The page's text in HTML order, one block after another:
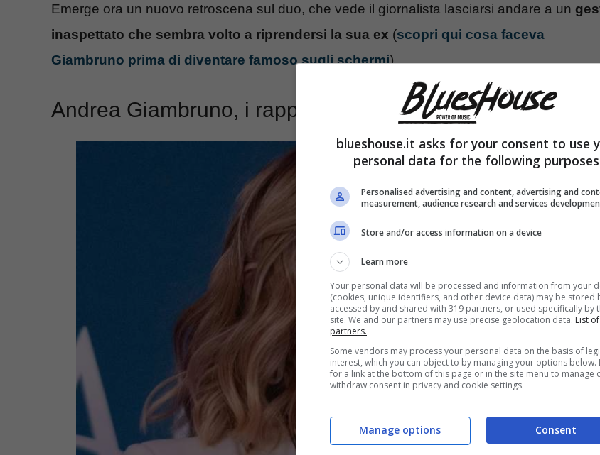
Emerge ora un nuovo retroscena sul duo, che vede il giornalista lasciarsi andare a un
inaspettato che sembra volto a riprendersi la sua ex (scopri qui cosa faceva
Giambruno prima di diventare famoso sugli schermi).
Andrea Giambruno, i rapporti con la Meloni dopo l’addio
blueshouse.it asks for your consent to use
personal data for the following
Personalised advertising and content, advertising and
measurement, audience research and services
Store and/or access information on a device
Learn more
Your personal data will be processed and information from your
(cookies, unique identifiers, and other device data) may be stored
accessed by and shared with 319 partners, or used specifically by
site. We and our partners may use precise geolocation data. List of
partners.
Some vendors may process your personal data on the basis of
interest, which you can object to by managing your options below.
for a link at the bottom of this page or in the site menu to manage
withdraw consent in privacy and cookie settings.
Consent
Manage options